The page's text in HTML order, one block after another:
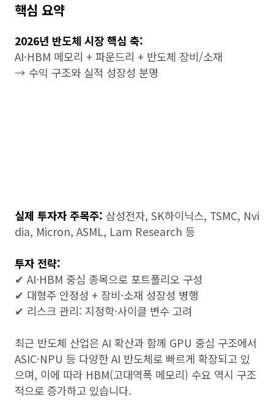
핵심 요약
2026년 반도체 시장 핵심 축:
AI·HBM 메모리 + 파운드리 + 반도체 장비/소재
→ 수익 구조와 실적 성장성 분명
실제 투자자 주목주: 삼성전자, SK하이닉스, TSMC, Nvi
dia, Micron, ASML, Lam Research 등
투자 전략:
✔ AI·HBM 중심 종목으로 포트폴리오 구성
✔ 대형주 안정성 + 장비·소재 성장성 병행
✔ 리스크 관리: 지정학·사이클 변수 고려
최근 반도체 산업은 AI 확산과 함께 GPU 중심 구조에서
ASIC·NPU 등 다양한 AI 반도체로 빠르게 확장되고 있
으며, 이에 따라 HBM(고대역폭 메모리) 수요 역시 구조
적으로 증가하고 있습니다.